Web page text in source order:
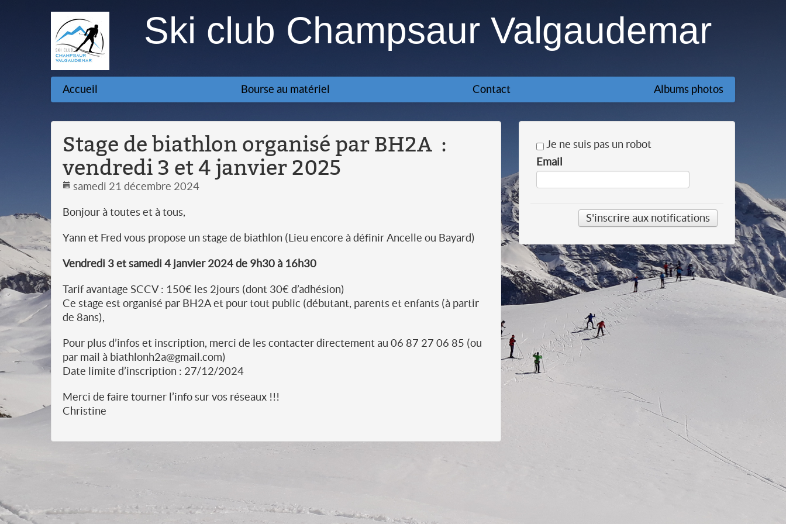
Ski club Champsaur Valgaudemar
Accueil Bourse au matériel Contact Albums photos
Stage de biathlon organisé par BH2A :
vendredi 3 et 4 janvier 2025
samedi 21 décembre 2024
Bonjour à toutes et à tous,
Yann et Fred vous propose un stage de biathlon (Lieu encore à définir Ancelle ou Bayard)
Vendredi 3 et samedi 4 janvier 2024 de 9h30 à 16h30
Tarif avantage SCCV : 150€ les 2jours (dont 30€ d’adhésion)
Ce stage est organisé par BH2A et pour tout public (débutant, parents et enfants (à partir
de 8ans),
Pour plus d’infos et inscription, merci de les contacter directement au 06 87 27 06 85 (ou
par mail à biathlonh2a@gmail.com)
Date limite d’inscription : 27/12/2024
Merci de faire tourner l’info sur vos réseaux !!!
Christine
Je ne suis pas un robot
Email